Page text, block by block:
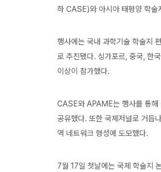
하 CASE)와 아시아 태평양 학술
행사에는 국내 과학기술 학술지
로 추진됐다. 싱가포르, 중국, 한
이상이 참가했다.
CASE와 APAME는 행사를 통해
공유했다. 또한 국제저널로 거듭
역 네트워크 형성에 도모했다.
7월 17일 첫날에는 국제 학술지